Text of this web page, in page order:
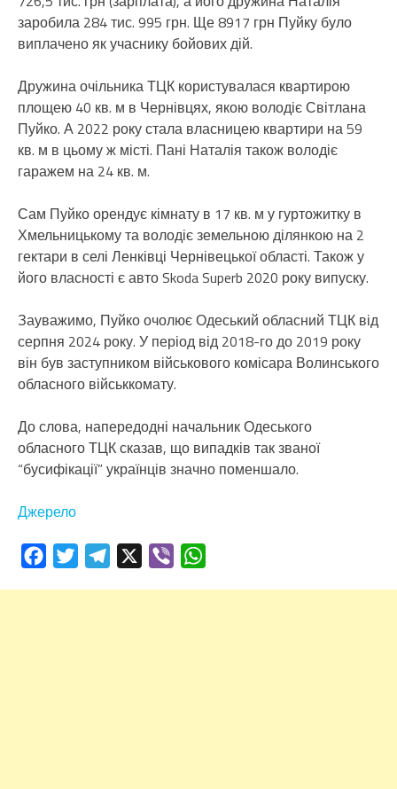
заробила 284 тис. 995 грн. Ще 8917 грн Пуйку було
виплачено як учаснику бойових дій.
Дружина очільника ТЦК користувалася квартирою
площею 40 кв. м в Чернівцях, якою володіє Світлана
Пуйко. А 2022 року стала власницею квартири на 59
кв. м в цьому ж місті. Пані Наталія також володіє
гаражем на 24 кв. м.
Сам Пуйко орендує кімнату в 17 кв. м у гуртожитку в
Хмельницькому та володіє земельною ділянкою на 2
гектари в селі Ленківці Чернівецької області. Також у
його власності є авто Skoda Superb 2020 року випуску.
Зауважимо, Пуйко очолює Одеський обласний ТЦК від
серпня 2024 року. У період від 2018-го до 2019 року
він був заступником військового комісара Волинського
обласного військкомату.
До слова, напередодні начальник Одеського
обласного ТЦК сказав, що випадків так званої
“бусифікації” українців значно поменшало.
Джерело
FacebookTwitterTelegram Viber